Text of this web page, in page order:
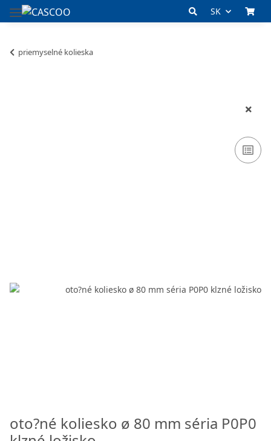
SK
priemyselné kolieska
oto?né koliesko ø 80 mm séria P0P0